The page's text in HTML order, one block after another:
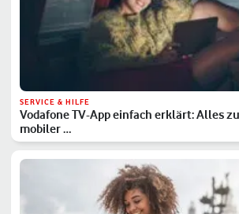
SERVICE & HILFE
Vodafone TV-App einfach erklärt: Alles
mobiler …